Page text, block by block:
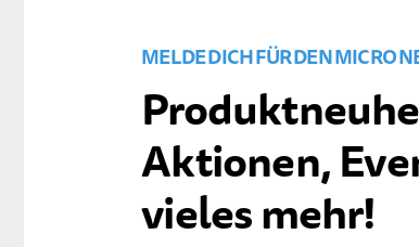
MELDE DICH FÜR DEN MICRO
Aktionen,
vieles mehr!